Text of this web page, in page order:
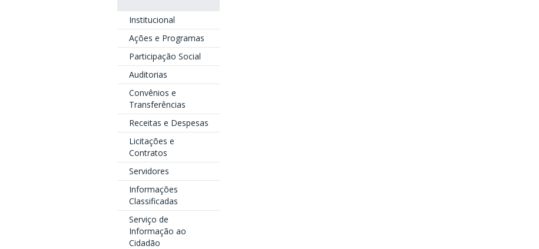
Institucional
Ações e Programas
Participação Social
Auditorias
Convênios e
Transferências
Receitas e Despesas
Licitações e
Contratos
Servidores
Informações
Classificadas
Serviço de
Informação ao
Cidadão